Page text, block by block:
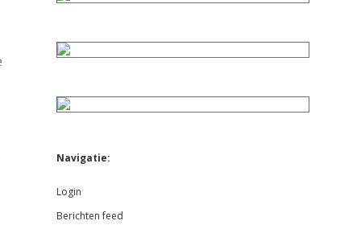
Navigatie:
Login
Berichten feed